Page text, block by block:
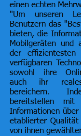
einen echten
"Um unseren
Benutzern das
bieten, die
Mobilgeräten und
der effizientesten
verfügbaren
sowohl ihre
auch ihr
bereichern.
bereitstellen mit
Informationen
etablierter
von ihnen